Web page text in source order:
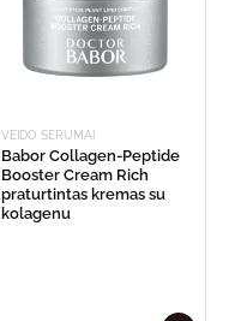
VEIDO SERUMAI
Babor Collagen-Peptide
Booster Cream Rich
praturtintas kremas su
kolagenu